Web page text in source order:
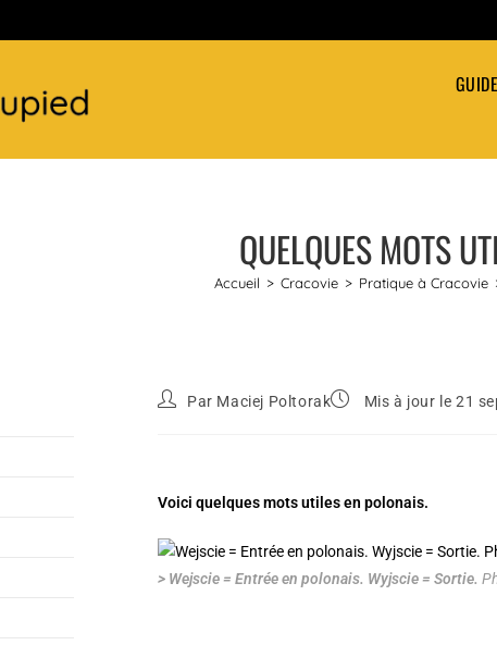
QUELQUES MOTS
Accueil > Cracovie > Pratique à Cracovie
Par Maciej Poltorak Mis à jour le 21
Voici quelques mots utilesen polonais.
> Wejscie = Entrée en polonais. Wyjscie = Sortie.